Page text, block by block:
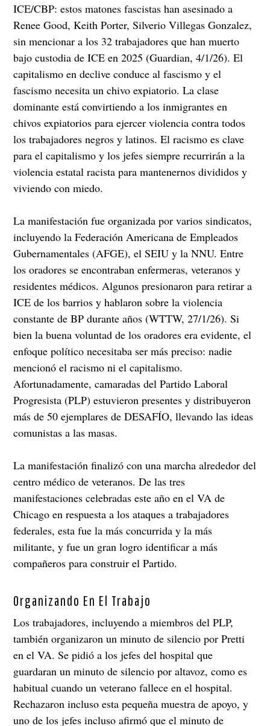
ICE/CBP: estos matones fascistas han asesinado a
Renee Good, Keith Porter, Silverio Villegas Gonzalez,
sin mencionar a los 32 trabajadores que han muerto
bajo custodia de ICE en 2025 (Guardian, 4/1/26). El
capitalismo en declive conduce al fascismo y el
fascismo necesita un chivo expiatorio. La clase
dominante está convirtiendo a los inmigrantes en
chivos expiatorios para ejercer violencia contra todos
los trabajadores negros y latinos. El racismo es clave
para el capitalismo y los jefes siempre recurrirán a la
violencia estatal racista para mantenernos divididos y
viviendo con miedo.
La manifestación fue organizada por varios sindicatos,
incluyendo la Federación Americana de Empleados
Gubernamentales (AFGE), el SEIU y la NNU. Entre
los oradores se encontraban enfermeras, veteranos y
residentes médicos. Algunos presionaron para retirar a
ICE de los barrios y hablaron sobre la violencia
constante de BP durante años (WTTW, 27/1/26). Si
bien la buena voluntad de los oradores era evidente, el
enfoque político necesitaba ser más preciso: nadie
mencionó el racismo ni el capitalismo.
Afortunadamente, camaradas del Partido Laboral
Progresista (PLP) estuvieron presentes y distribuyeron
más de 50 ejemplares de DESAFÍO, llevando las ideas
comunistas a las masas.
La manifestación finalizó con una marcha alrededor del
centro médico de veteranos. De las tres
manifestaciones celebradas este año en el VA de
Chicago en respuesta a los ataques a trabajadores
federales, esta fue la más concurrida y la más
militante, y fue un gran logro identificar a más
compañeros para construir el Partido.
Organizando En El Trabajo
Los trabajadores, incluyendo a miembros del PLP,
también organizaron un minuto de silencio por Pretti
en el VA. Se pidió a los jefes del hospital que
guardaran un minuto de silencio por altavoz, como es
habitual cuando un veterano fallece en el hospital.
Rechazaron incluso esta pequeña muestra de apoyo, y
uno de los jefes incluso afirmó que el minuto de